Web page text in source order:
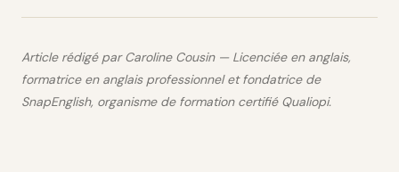
Article rédigé par Caroline Cousin — Licenciée en anglais,
formatrice en anglais professionnel et fondatrice de
SnapEnglish, organisme de formation certifié Qualiopi.